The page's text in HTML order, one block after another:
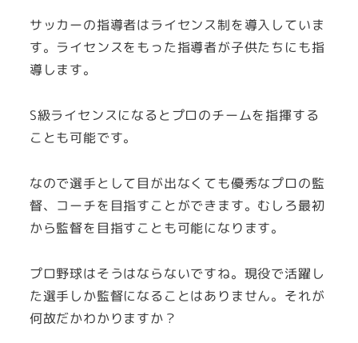
サッカーの指導者はライセンス制を導入していま
す。ライセンスをもった指導者が子供たちにも指
導します。
S級ライセンスになるとプロのチームを指揮する
ことも可能です。
なので選手として目が出なくても優秀なプロの監
督、コーチを目指すことができます。むしろ最初
から監督を目指すことも可能になります。
プロ野球はそうはならないですね。現役で活躍し
た選手しか監督になることはありません。それが
何故だかわかりますか？